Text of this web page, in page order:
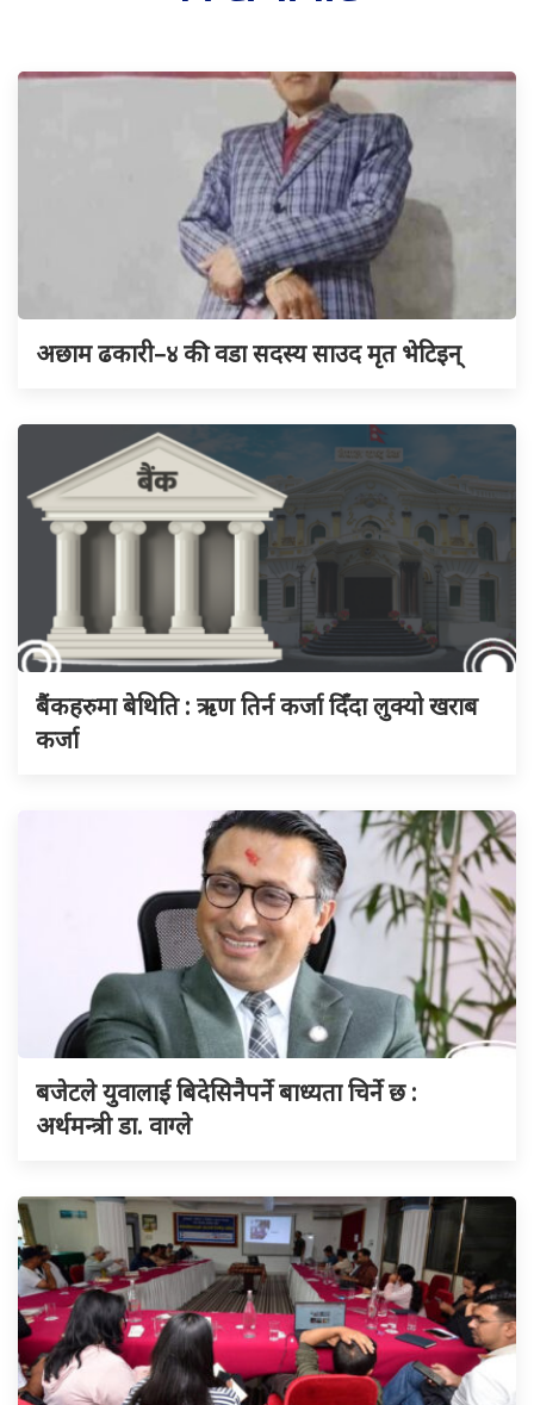
अछाम ढकारी–४ की वडा सदस्य साउद मृत भेटिइन्
बैंकहरुमा बेथिति : ऋण तिर्न कर्जा दिँदा लुक्यो खराब
कर्जा
बजेटले युवालाई बिदेसिनैपर्ने बाध्यता चिर्ने छ :
अर्थमन्त्री डा. वाग्ले